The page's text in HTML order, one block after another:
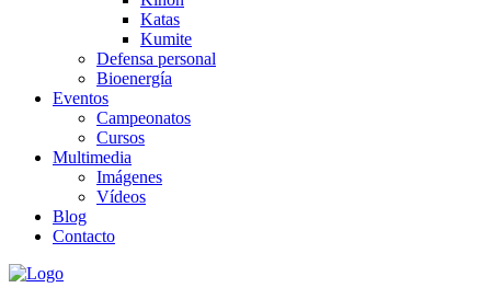
Katas
Kumite
Defensa personal
Bioenergía
Eventos
Campeonatos
Cursos
Multimedia
Imágenes
Vídeos
Blog
Contacto